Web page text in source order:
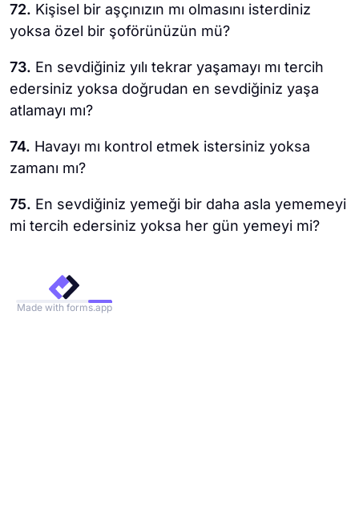
72. Kişisel bir aşçınızın mı olmasını isterdiniz
yoksa özel bir şoförünüzün mü?
73. En sevdiğiniz yılı tekrar yaşamayı mı tercih
edersiniz yoksa doğrudan en sevdiğiniz yaşa
atlamayı mı?
74. Havayı mı kontrol etmek istersiniz yoksa
zamanı mı?
75. En sevdiğiniz yemeği bir daha asla yememeyi
mi tercih edersiniz yoksa her gün yemeyi mi?